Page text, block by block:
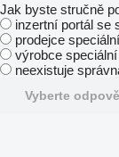
Jak byste stručně
inzertní portál se
prodejce
výrobce
neexistuje
Vyberte